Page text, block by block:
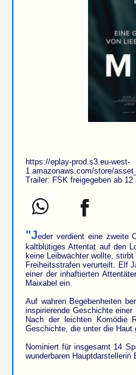
https://eplay-prod.s3.eu-west-
1.amazonaws.com/store/
Trailer: FSK freigegeben ab 12
"Jeder verdient eine zweite
kaltblütiges Attentat auf den
keine Leibwächter wollte,
Freiheitsstrafen verurteilt. Elf
einer der inhaftierten
Maixabel ein.
Auf wahren Begebenheiten
inspirierende Geschichte
Nach der leichten Komödie
Geschichte, die unter die
Nominiert für insgesamt 14
wunderbaren Hauptdarstellerin